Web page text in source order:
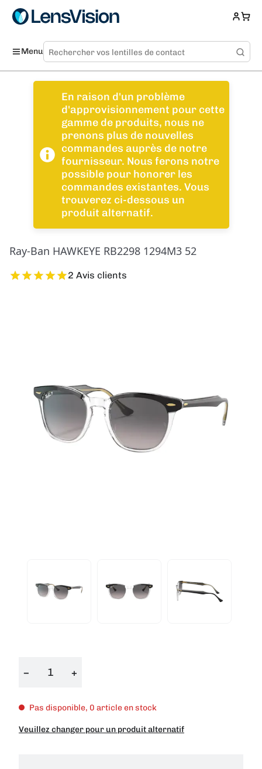
Menu
En raison d'un problème
d'approvisionnement pour cette
gamme de produits, nous ne
prenons plus de nouvelles
commandes auprès de notre
fournisseur. Nous ferons notre
possible pour honorer les
commandes existantes. Vous
trouverez ci-dessous un
produit alternatif.
Ray-Ban HAWKEYE RB2298 1294M3 52
2 Avis clients
− +
Pas disponible, 0 article en stock
Veuillez changer pour un produit alternatif